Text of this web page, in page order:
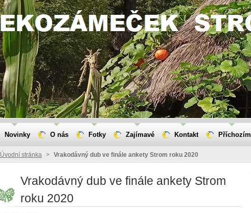
Úvodní stránka > Vrakodávný dub ve finále ankety Strom roku 2020
Vrakodávný dub ve finále ankety Strom
roku 2020
Novinky O nás Fotky Zajímavé Kontakt Příchozím